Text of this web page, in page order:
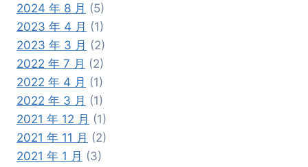
2024 年 8 月 (5)
2023 年 4 月 (1)
2023 年 3 月 (2)
2022 年 7 月 (2)
2022 年 4 月 (1)
2022 年 3 月 (1)
2021 年 12 月 (1)
2021 年 11 月 (2)
2021 年 1 月 (3)